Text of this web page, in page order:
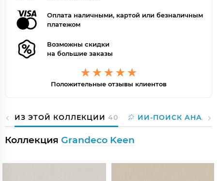
Оплата наличными, картой или безналичным
платежом
Возможны скидки
на большие заказы
Положительные отзывы клиентов
ИЗ ЭТОЙ КОЛЛЕКЦИИ 40 ИИ-ПОИСК
Коллекция Grandeco Keen